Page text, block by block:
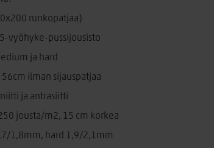
runkopatjaa)
vyöhyke-pussijousisto
ja hard
ilman sijauspatjaa
ja antrasiitti
jousta/m2, 15 cm korkea
1,8mm, hard 1,9/2,1mm